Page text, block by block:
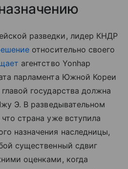
разведки, лидер КНДР
относительно своего
агентство Yonhap
парламента Южной Кореи
государства должна
Э. В разведывательном
страна уже вступила
назначения наследницы,
существенный сдвиг
оценками, когда